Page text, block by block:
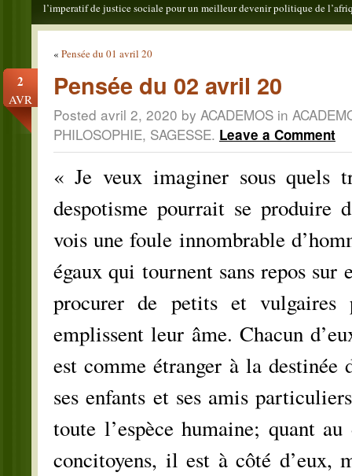
l’imperatif de justice sociale pour un meilleur devenir politique de
« Pensée du 01 avril 20
2
AVR Pensée du 02 avril 20
Posted avril 2, 2020 by ACADEMOS in
PHILOSOPHIE, SAGESSE. Leave a Comment
« Je veux imaginer sous quels
despotisme pourrait se produire
vois une foule innombrable
égaux qui tournent sans repos sur
procurer de petits et
emplissent leur âme. Chacun
est comme étranger à la destinée
ses enfants et ses amis
toute l’espèce humaine; quant au
concitoyens, il est à côté d’eux,